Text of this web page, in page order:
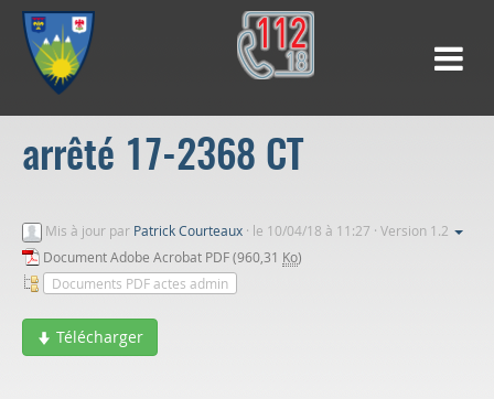
arrêté 17-2368 CT
Mis à jour par Patrick Courteaux · le 10/04/18 à 11:27 · Version 1.2
Document Adobe Acrobat PDF (960,31 Ko)
Documents PDF actes admin
Télécharger